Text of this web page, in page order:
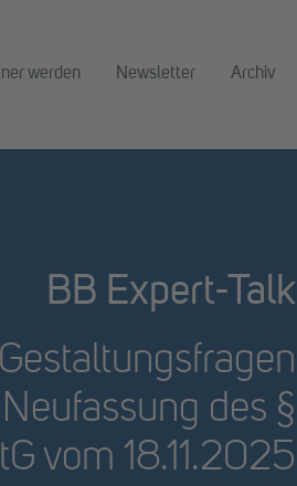
werden Newsletter Archiv
BB Expert-Talk
des §
vom 18.11.2025